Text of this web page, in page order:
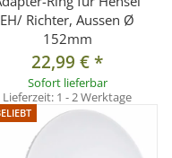
EH/ Richter, Aussen Ø
152mm
22,99 €*
Sofort lieferbar
Lieferzeit: 1 - 2 Werktage